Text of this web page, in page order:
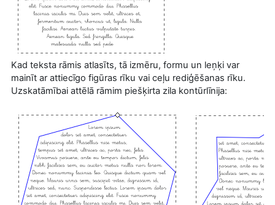
Kad teksta rāmis atlasīts, tā izmēru, formu un leņķi var
mainīt ar attiecīgo figūras rīku vai ceļu rediģēšanas rīku.
Uzskatāmībai attēlā rāmim piešķirta zila kontūrlīnija: